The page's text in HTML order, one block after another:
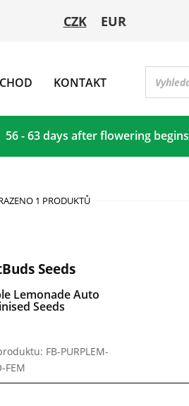
CZK EUR
KONTAKT
56 - 63 days after flowering begins
1 PRODUKTŮ
Seeds
Lemonade Auto
Seeds
FB-PURPLEM-
FEM